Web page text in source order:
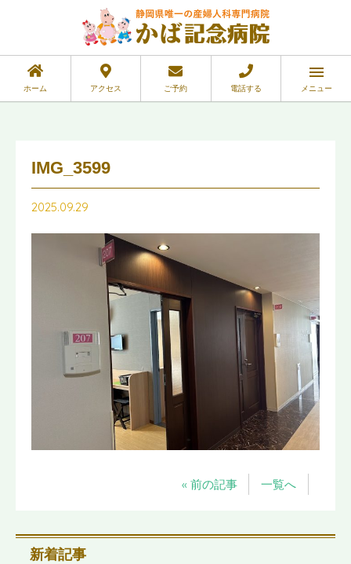
ホーム アクセス ご予約 電話する メニュー
IMG_3599
2025.09.29
« 前の記事 一覧へ
新着記事